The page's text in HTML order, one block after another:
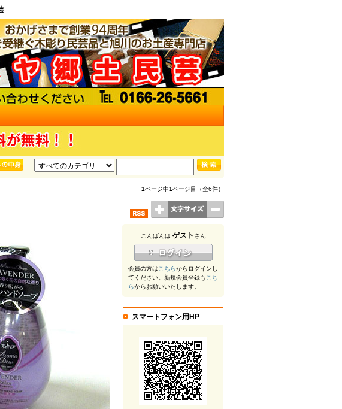
1ページ中1ページ目（全6件）
こんばんは ゲスト さん
会員の方はこちらからログインし
てください。新規会員登録もこち
らからお願いいたします。
スマートフォン用HP